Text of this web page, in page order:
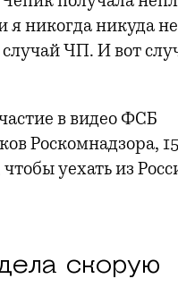
я никогда никуда
ЧП. И вот
в видео ФСБ
Роскомнадзора,
уехать из
скорую